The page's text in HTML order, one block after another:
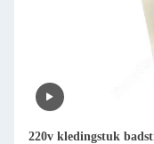
Schuurmachine voor